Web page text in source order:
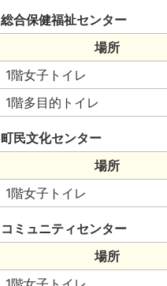
総合保健福祉センター
場所
1階女子トイレ
1階多目的トイレ
町民文化センター
場所
1階女子トイレ
コミュニティセンター
場所